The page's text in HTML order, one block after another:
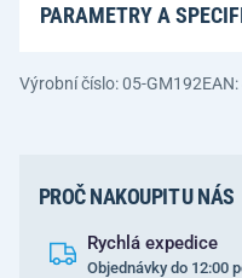
PARAMETRY A
Výrobní číslo: 05-GM192
PROČ NAKOUPIT U NÁS
Rychlá expedice
Objednávky do 12:00